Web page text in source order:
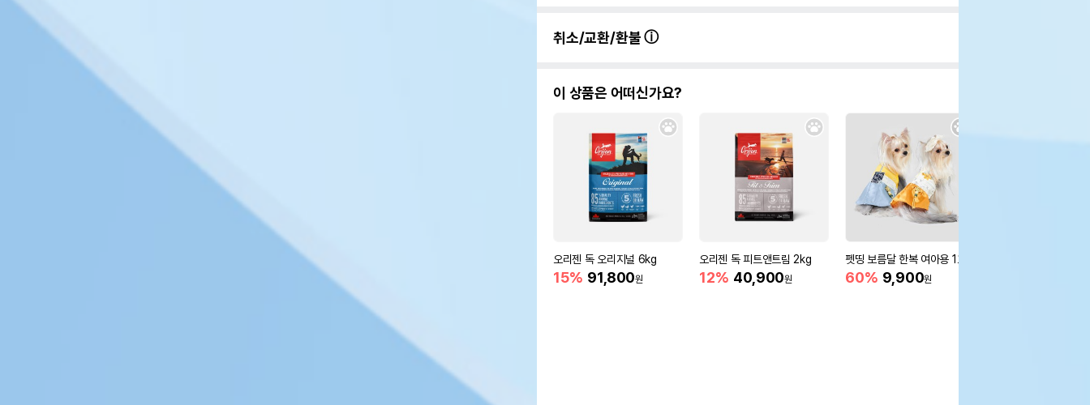
취소/교환/환불
이 상품은 어떠신가요?
오리젠 독 오리지널 6kg
15% 91,800원
오리젠 독 피트앤트림 2kg
12% 40,900원
펫띵 보름달 한복 여아용 1호
60% 9,900원